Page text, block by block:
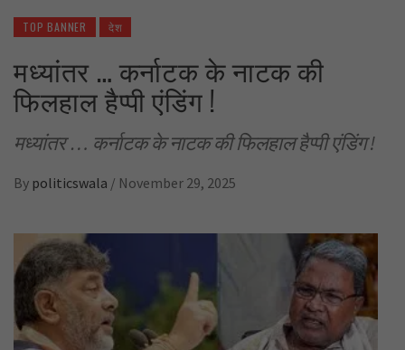
TOP BANNER देश
मध्यांतर … कर्नाटक के नाटक की
फिलहाल हैप्पी एंडिंग !
मध्यांतर … कर्नाटक के नाटक की फिलहाल हैप्पी एंडिंग !
By politicswala / November 29, 2025